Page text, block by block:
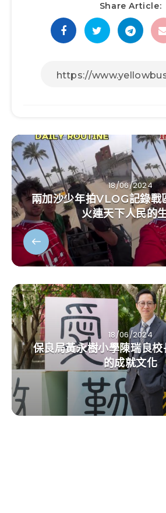
Share Article:
18/06/2024
兩加沙少年拍VLOG記錄戰
火連天下人民的
18/06/2024
保良局黃永樹小學陳瑞良
的成就文化